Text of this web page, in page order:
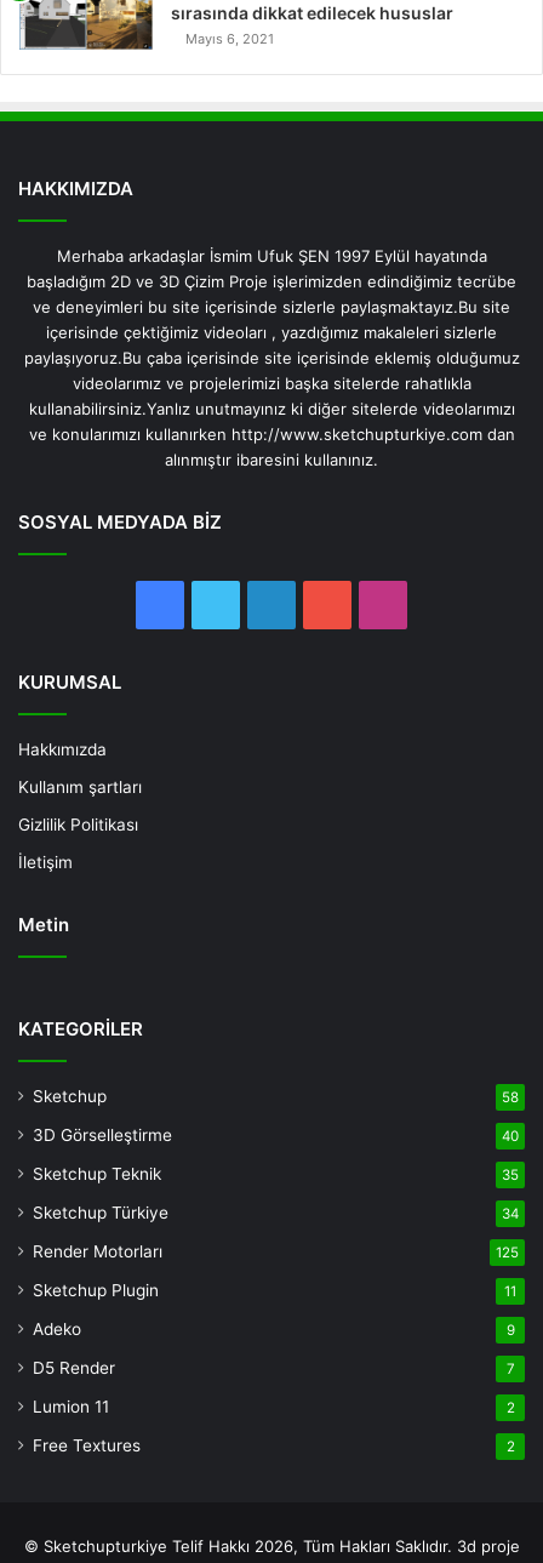
sırasında dikkat edilecek hususlar
Mayıs 6, 2021
HAKKIMIZDA
Merhaba arkadaşlar İsmim Ufuk ŞEN 1997 Eylül hayatında
başladığım 2D ve 3D Çizim Proje işlerimizden edindiğimiz tecrübe
ve deneyimleri bu site içerisinde sizlerle paylaşmaktayız.Bu site
içerisinde çektiğimiz videoları , yazdığımız makaleleri sizlerle
paylaşıyoruz.Bu çaba içerisinde site içerisinde eklemiş olduğumuz
videolarımız ve projelerimizi başka sitelerde rahatlıkla
kullanabilirsiniz.Yanlız unutmayınız ki diğer sitelerde videolarımızı
ve konularımızı kullanırken http://www.sketchupturkiye.com dan
alınmıştır ibaresini kullanınız.
SOSYAL MEDYADA BİZ
KURUMSAL
Hakkımızda
Kullanım şartları
Gizlilik Politikası
İletişim
Metin
Bonusu
Bonusu
casino
bonusu
veren
bonusu
veren
KATEGORİLER
Sketchup 58
3D Görselleştirme 40
Sketchup Teknik 35
Sketchup Türkiye 34
Render Motorları 125
Sketchup Plugin 11
Adeko 9
D5 Render 7
Lumion 11 2
Free Textures 2
© Sketchupturkiye Telif Hakkı 2026, Tüm Hakları Saklıdır. 3d proje